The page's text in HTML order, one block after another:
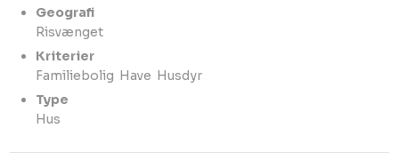
Geografi
​Risvænget​
Kriterier
Familiebolig ​ Have ​ Husdyr​
Type
​Hus